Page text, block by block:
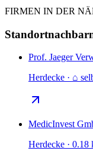
FIRMEN IN DER
Prof. Jaeger
Herdecke · ⌂
MedicInvest
Herdecke · 0.18